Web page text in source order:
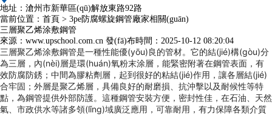
地址：滄州市新華區(qū)解放東路92路
當前位置： 首頁 > 3pe防腐螺旋鋼管廠家相關(guān)
三層聚乙烯涂敷鋼管
來源：www.upschool.com.cn 發(fā)布時間： 2025-10-12 08:20:04
三層聚乙烯涂敷鋼管是一種性能優(yōu)良的管材。它的結(jié)構(gòu)分
為三層，內(nèi)層是環(huán)氧粉末涂層，能緊密附著在鋼管表面，有
效防腐防銹；中間為膠粘劑層，起到很好的粘結(jié)作用，讓各層結(jié)
合牢固；外層是聚乙烯層，具備良好的耐磨損、抗沖擊以及耐候性等特
點，為鋼管提供外部防護。這種鋼管安裝方便，密封性佳，在石油、天然
氣、市政供水等諸多領(lǐng)域廣泛應用，可靠耐用，有力保障各類介質